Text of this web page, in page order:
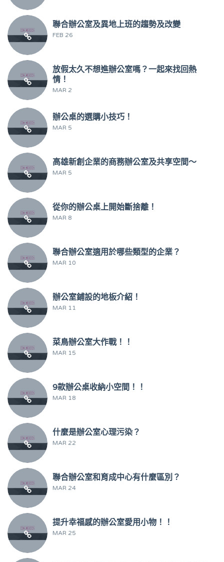
聯合辦公室及異地上班的趨勢及改變
FEB 26
放假太久不想進辦公室嗎？一起來找回熱
情！
MAR 2
辦公桌的選購小技巧！
MAR 5
高雄新創企業的商務辦公室及共享空間～
MAR 5
從你的辦公桌上開始斷捨離！
MAR 8
聯合辦公室適用於哪些類型的企業？
MAR 10
辦公室鋪設的地板介紹！
MAR 11
菜鳥辦公室大作戰！！
MAR 15
9款辦公桌收納小空間！！
MAR 18
什麼是辦公室心理污染？
MAR 22
聯合辦公室和育成中心有什麼區別？
MAR 24
提升幸福感的辦公室愛用小物！！
MAR 25